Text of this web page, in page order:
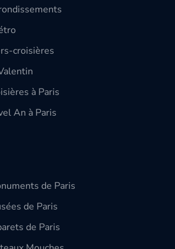
croisières
à Paris
An à Paris
de Paris
de Paris
de Paris